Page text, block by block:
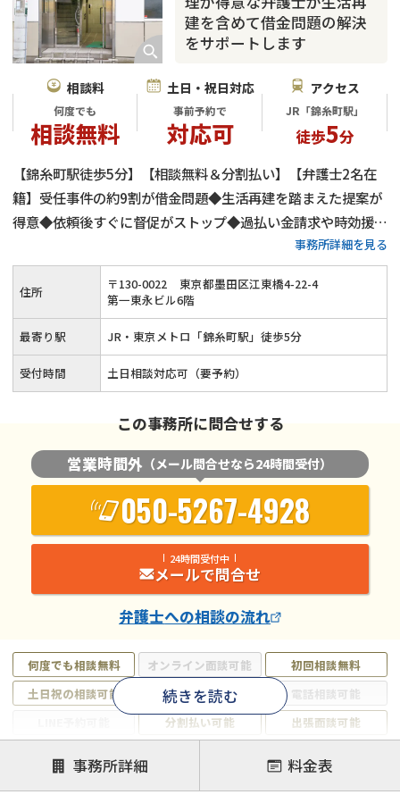
建を含めて借金問題の解決
をサポートします
相談料
何度でも
相談無料
土日・祝日対応
事前予約で
対応可
アクセス
JR「錦糸町駅」
徒歩5分
【錦糸町駅徒歩5分】【相談無料＆分割払い】【弁護士2名在
籍】受任事件の約9割が借金問題◆生活再建を踏まえた提案が
得意◆依頼後すぐに督促がストップ◆過払い金請求や時効援用
にも対応可能◆複雑で理解しにくい債務整理をわかりやすく丁
寧に説明します。お客様に合った債務整理手続きで借金問題を
解決しましょう。
事務所詳細を見る
何度でも相談無料 オンライン面談可能
初回相談無料
土日祝の相談可能
19時以降電話可能
電話相談可能
分割払い可能
出張面談可能
続きを読む
住所 〒130-0022
東京都墨田区江東橋4-22-4
第一東永ビル6階
最寄り駅 JR・東京メトロ「錦糸町駅」徒歩5分
受付時間 土日相談対応可（要予約）
この事務所に問合せする
営業時間外 （メール問合せなら24時間受付）
050-5267-4928
24時間受付中
メールで問合せ
弁護士への相談の流れ
事務所詳細 料金表